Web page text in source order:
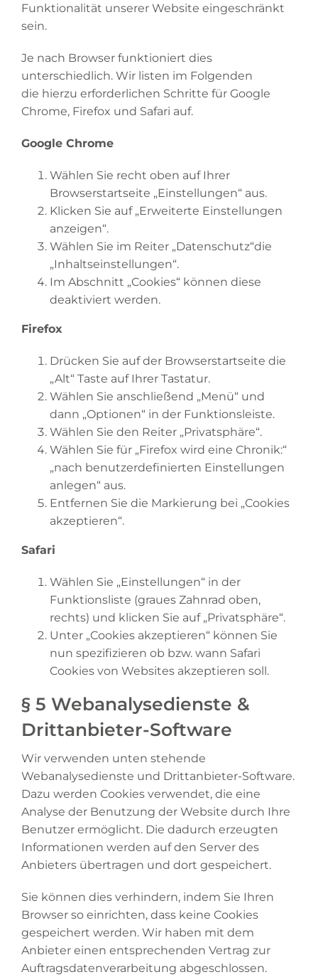
Funktionalität unserer Website eingeschränkt
sein.
Je nach Browser funktioniert dies
unterschiedlich. Wir listen im Folgenden
die hierzu erforderlichen Schritte für Google
Chrome, Firefox und Safari auf.
Google Chrome
Wählen Sie recht oben auf Ihrer
Browserstartseite „Einstellungen“ aus.
Klicken Sie auf „Erweiterte Einstellungen
anzeigen“.
Wählen Sie im Reiter „Datenschutz“die
„Inhaltseinstellungen“.
Im Abschnitt „Cookies“ können diese
deaktiviert werden.
Firefox
Drücken Sie auf der Browserstartseite die
„Alt“ Taste auf Ihrer Tastatur.
Wählen Sie anschließend „Menü“ und
dann „Optionen“ in der Funktionsleiste.
Wählen Sie den Reiter „Privatsphäre“.
Wählen Sie für „Firefox wird eine Chronik:“
„nach benutzerdefinierten Einstellungen
anlegen“ aus.
Entfernen Sie die Markierung bei „Cookies
akzeptieren“.
Safari
Wählen Sie „Einstellungen“ in der
Funktionsliste (graues Zahnrad oben,
rechts) und klicken Sie auf „Privatsphäre“.
Unter „Cookies akzeptieren“ können Sie
nun spezifizieren ob bzw. wann Safari
Cookies von Websites akzeptieren soll.
§ 5 Webanalysedienste &
Drittanbieter-Software
Wir verwenden unten stehende
Webanalysedienste und Drittanbieter-Software.
Dazu werden Cookies verwendet, die eine
Analyse der Benutzung der Website durch Ihre
Benutzer ermöglicht. Die dadurch erzeugten
Informationen werden auf den Server des
Anbieters übertragen und dort gespeichert.
Sie können dies verhindern, indem Sie Ihren
Browser so einrichten, dass keine Cookies
gespeichert werden. Wir haben mit dem
Anbieter einen entsprechenden Vertrag zur
Auftragsdatenverarbeitung abgeschlossen.